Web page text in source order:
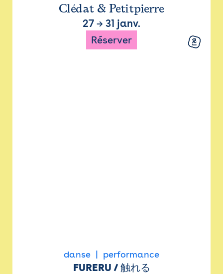
Clédat & Petitpierre
27 → 31 janv.
Réserver
danse performance
FURERU / 触れる